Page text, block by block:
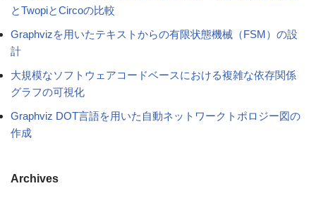
とTwopiとCircoの比較
Graphvizを用いたテキストからの有限状態機械（FSM）の設
計
大規模なソフトウェアコードベースにおける複雑な依存関係
グラフの可視化
Graphviz DOT言語を用いた自動ネットワークトポロジー図の
作成
Archives